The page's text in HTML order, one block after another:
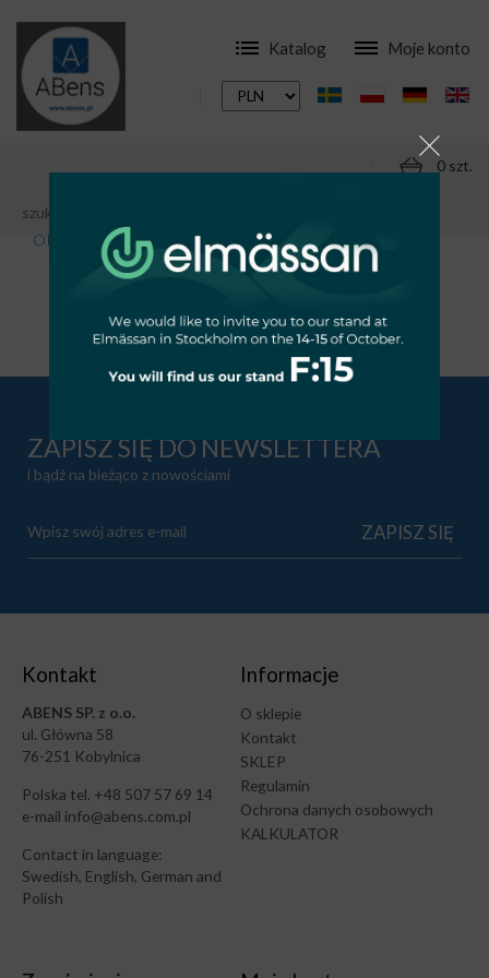
Katalog Moje konto
0 szt.
OPRAWA ELEWACYJNA VALIT 10W 4000K 850LM...
ZAPISZ SIĘ DO NEWSLETTERA
i bądź na bieżąco z nowościami
Kontakt
ABENS SP. z o.o.
ul. Główna 58
76-251 Kobylnica
Polska tel. +48 507 57 69 14
e-mail info@abens.com.pl
Contact in language:
Swedish, English, German and
Polish
Informacje
O sklepie
Kontakt
SKLEP
Regulamin
Ochrona danych osobowych
KALKULATOR